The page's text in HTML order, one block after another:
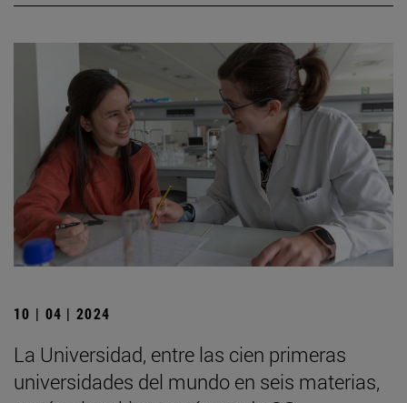
10 | 04 | 2024
La Universidad, entre las cien primeras
universidades del mundo en seis materias,